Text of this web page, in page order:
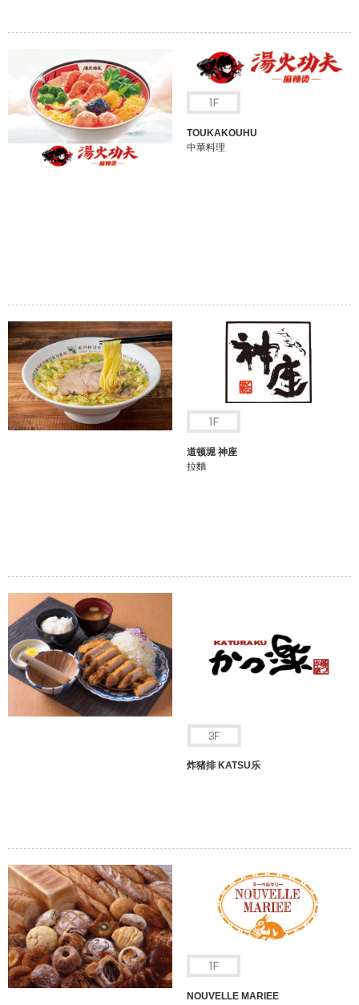
TOUKAKOUHU
中華料理
道顿堀 神座
拉麵
炸猪排 KATSU乐
NOUVELLE MARIEE